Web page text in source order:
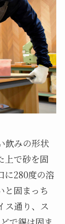
飲みの形状
上で砂を固
に280度の溶
と固まっち
ス通り、ス